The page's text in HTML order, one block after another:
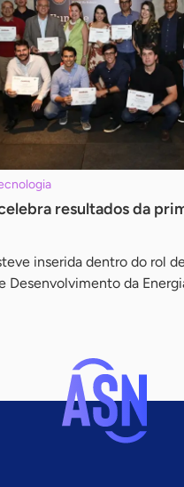
resultados da
inserida dentro do rol
Desenvolvimento da